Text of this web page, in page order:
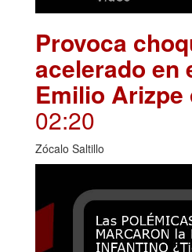
Provoca
acelerado en
Emilio Arizpe
02:20
Zócalo Saltillo